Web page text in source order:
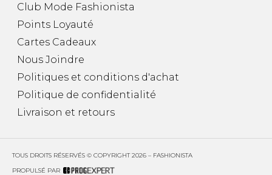
Club Mode Fashionista
Points Loyauté
Cartes Cadeaux
Nous Joindre
Politiques et conditions d'achat
Politique de confidentialité
Livraison et retours
TOUS DROITS RÉSERVÉS © COPYRIGHT 2026 – FASHIONISTA
PROPULSÉ PAR